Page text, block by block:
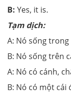
B: Yes, it is.
Tạm dịch:
A: Nó sống
B: Nó sống trên
A: Nó có cánh,
B: Nó có một cái